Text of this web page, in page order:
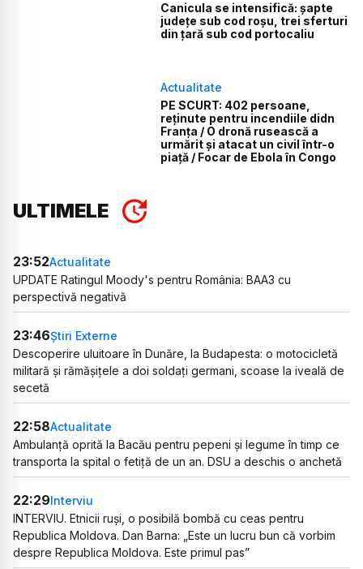
Canicula se intensifică: șapte
județe sub cod roșu, trei sferturi
din țară sub cod portocaliu
Actualitate
PE SCURT: 402 persoane,
reținute pentru incendiile didn
Franța / O dronă rusească a
urmărit și atacat un civil într-o
piață / Focar de Ebola în Congo
ULTIMELE
23:52Actualitate
UPDATE Ratingul Moody's pentru România: BAA3 cu
perspectivă negativă
23:46Știri Externe
Descoperire uluitoare în Dunăre, la Budapesta: o motocicletă
militară și rămășițele a doi soldați germani, scoase la iveală de
secetă
22:58Actualitate
Ambulanță oprită la Bacău pentru pepeni și legume în timp ce
transporta la spital o fetiță de un an. DSU a deschis o anchetă
22:29Interviu
INTERVIU. Etnicii ruși, o posibilă bombă cu ceas pentru
Republica Moldova. Dan Barna: „Este un lucru bun că vorbim
despre Republica Moldova. Este primul pas”